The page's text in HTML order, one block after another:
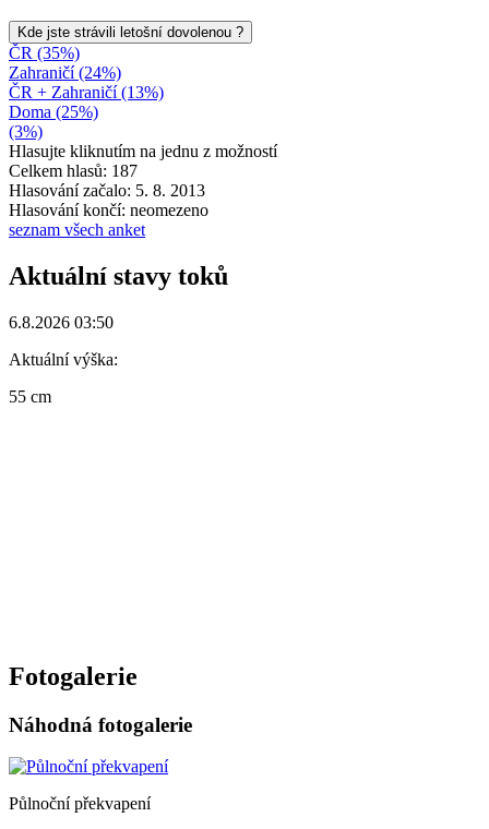
Kde jste strávili letošní dovolenou ?
ČR (35%)
Zahraničí (24%)
ČR + Zahraničí (13%)
Doma (25%)
(3%)
Hlasujte kliknutím na jednu z možností
Celkem hlasů: 187
Hlasování začalo: 5. 8. 2013
Hlasování končí: neomezeno
seznam všech anket
Aktuální stavy toků
6.8.2026 03:50
Aktuální výška:
55 cm
Fotogalerie
Náhodná fotogalerie
Půlnoční překvapení